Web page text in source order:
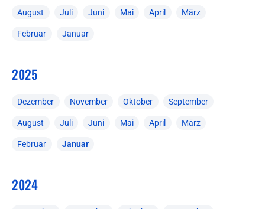
August Juli Juni Mai April März
Februar Januar
2025
Dezember November Oktober September
August Juli Juni Mai April März
Februar Januar
2024